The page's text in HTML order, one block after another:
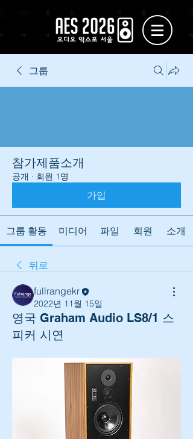
그룹
참가제품소개
공개 · 회원 1명
가입
그룹 활동 미디어 파일 회원 소개
뒤로
fullrangekr
2022년 11월 15일
영국 Graham Audio LS8/1 스
피커 시연